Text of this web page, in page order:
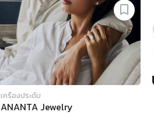
เครื่องประดับ
ANANTA Jewelry